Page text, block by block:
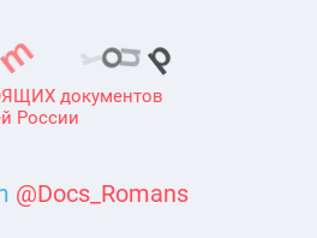
документов
России
@Docs_Romans